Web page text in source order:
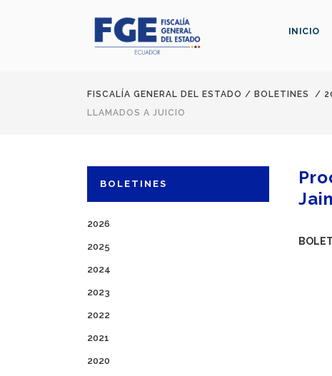
INICIO
FISCALÍA GENERAL DEL ESTADO / BOLETINES /
LLAMADOS A JUICIO
BOLETINES
2026
2025
2024
2023
2022
2021
2020